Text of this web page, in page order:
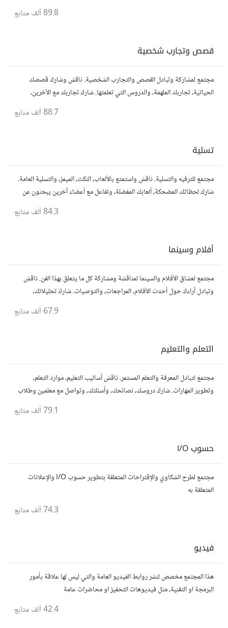
89.8 ألف متابع
قصص وتجارب شخصية
مجتمع لمشاركة وتبادل القصص والتجارب الشخصية. ناقش وشارك قصصك
الحياتية، تجاربك الملهمة، والدروس التي تعلمتها. شارك تجاربك مع الآخرين،
88.7 ألف متابع
تسلية
مجتمع للترفيه والتسلية. ناقش واستمتع بالألعاب، النكت، الميمز، والتسلية العامة.
شارك لحظاتك المضحكة، ألعابك المفضلة، وتفاعل مع أعضاء آخرين يبحثون عن
84.3 ألف متابع
أفلام وسينما
مجتمع لعشاق الأفلام والسينما لمناقشة ومشاركة كل ما يتعلق بهذا الفن. ناقش
وتبادل آراءك حول أحدث الأفلام، المراجعات، والتوصيات. شارك تحليلاتك،
قصصك، واستمتع بنقاشات حول الأفلام والمخرجين والسيناريوهات.
67.9 ألف متابع
التعلم والتعليم
مجتمع لتبادل المعرفة والتعلم المستمر. ناقش أساليب التعليم، موارد التعلم،
وتطوير المهارات. شارك دروسك، نصائحك، وأسئلتك، وتواصل مع معلمين وطلاب
79.1 ألف متابع
حسوب I/O
مجتمع لطرح الشكاوي والإقتراحات المتعلقة بتطوير حسوب I/O والإعلانات
المتعلقة به
74.3 ألف متابع
فيديو
هذا المجتمع مخصص لنشر روابط الفيديو العامة والتي ليس لها علاقة بأمور
البرمجة او التقنية، مثل فيديوهات التحفيز او محاضرات عامة
42.4 ألف متابع